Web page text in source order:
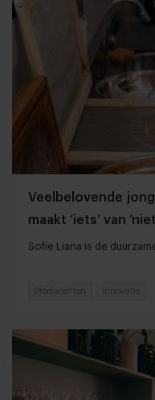
Veelbelovende
maakt ‘iets’ van
Sofie Liana is de
Producenten Innovatie